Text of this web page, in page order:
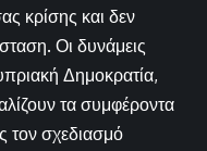
κρίσης και δεν
Οι δυνάμεις
Δημοκρατία,
τα συμφέροντα
σχεδιασμό